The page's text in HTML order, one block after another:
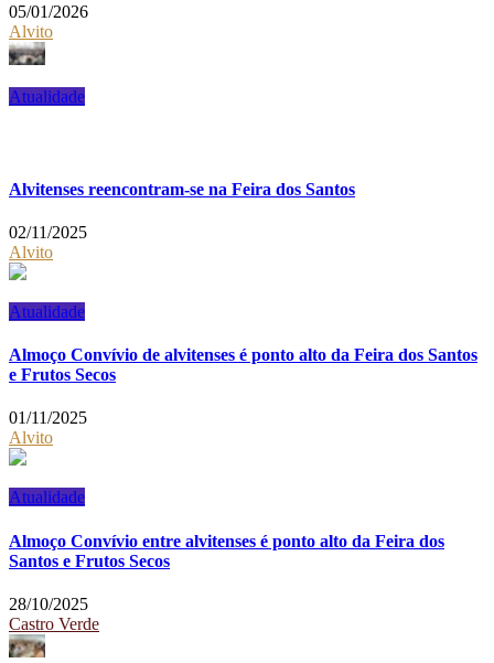
05/01/2026
Alvito
Atualidade
Alvitenses reencontram-se na Feira dos Santos
02/11/2025
Alvito
Atualidade
Almoço Convívio de alvitenses é ponto alto da Feira dos Santos
e Frutos Secos
01/11/2025
Alvito
Atualidade
Almoço Convívio entre alvitenses é ponto alto da Feira dos
Santos e Frutos Secos
28/10/2025
Castro Verde